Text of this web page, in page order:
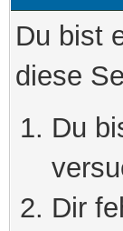
Du bist
diese
Du
Dir